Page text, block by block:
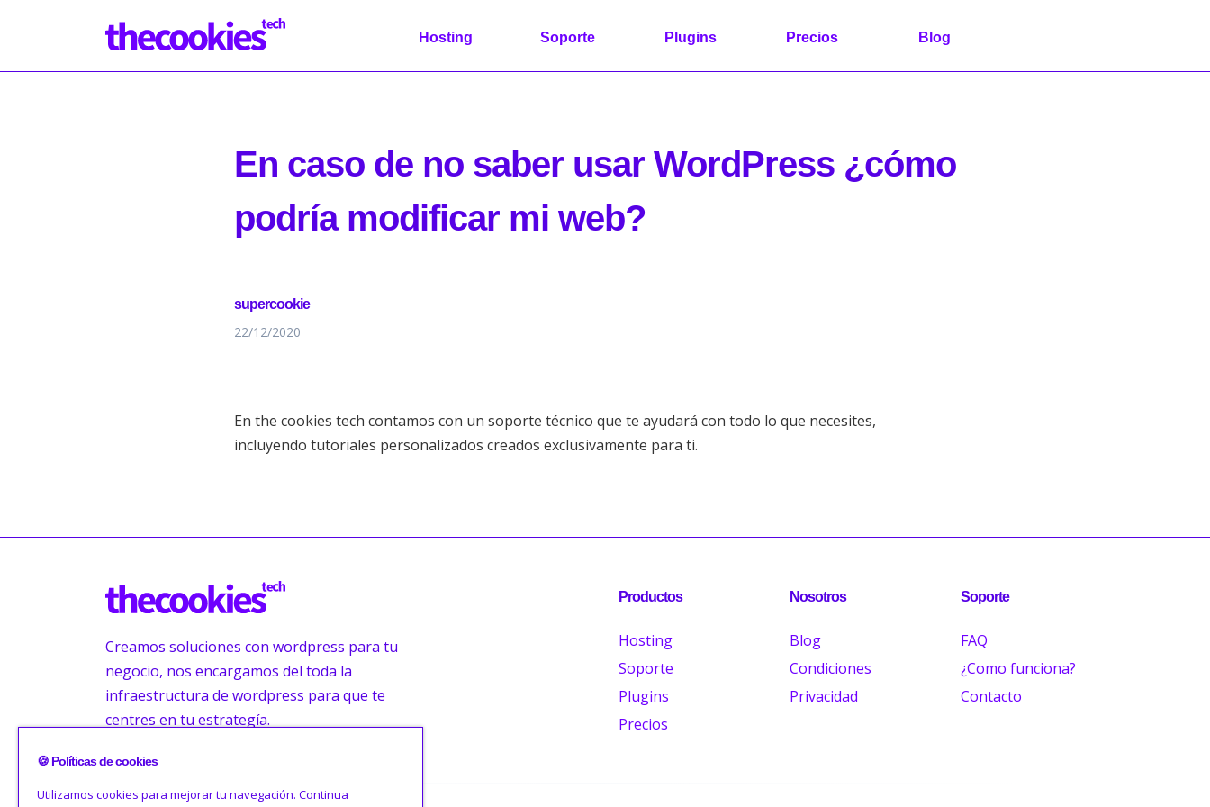
Hosting Soporte Plugins Precios Blog
En caso de no saber usar WordPress ¿cómo
podría modificar mi web?
supercookie
22/12/2020
En the cookies tech contamos con un soporte técnico que te ayudará con todo lo que necesites,
incluyendo tutoriales personalizados creados exclusivamente para ti.
Creamos soluciones con wordpress para tu
negocio, nos encargamos del toda la
infraestructura de wordpress para que te
centres en tu estrategía.
Productos
Hosting
Soporte
Plugins
Precios
Nosotros
Blog
Condiciones
Privacidad
Soporte
FAQ
¿Como funciona?
Contacto
🍪 Políticas de cookies
Utilizamos cookies para mejorar tu navegación. Continua